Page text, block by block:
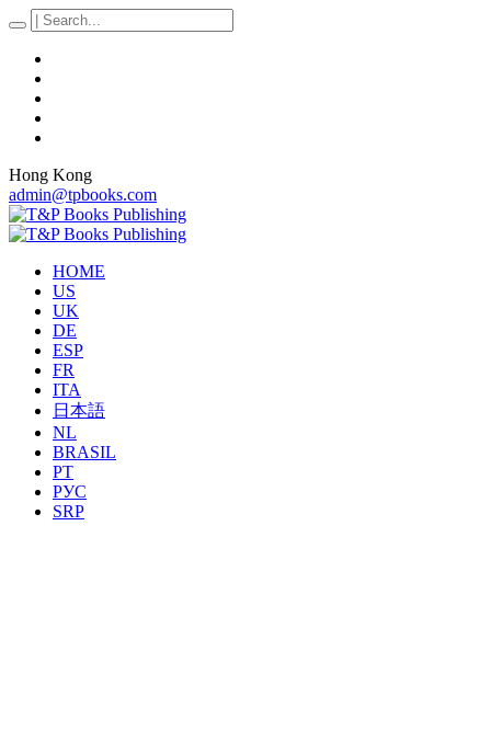
Hong Kong
admin@tpbooks.com
HOME
US
UK
DE
ESP
FR
ITA
日本語
NL
BRASIL
PT
РУС
SRP